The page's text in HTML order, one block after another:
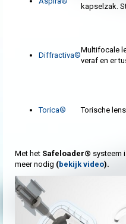
kapselzak.
Diffractiva®
Multifocale
veraf en er
Torica® Torische
Met het Safeloader® systeem
meer nodig (bekijk video).